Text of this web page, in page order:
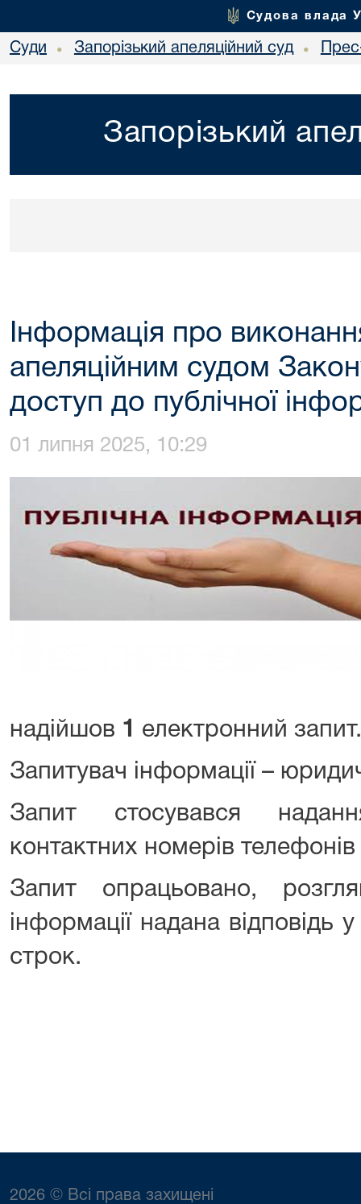
Судова влада
Суди • Запорізький апеляційний суд •
Запорізький
Інформація про
апеляційним судом
доступ до публічної
01 липня 2025, 10:29
надійшов 1
електронний
Запитувач інформації –
Запит стосувався
контактних номерів телефонів
Запит опрацьовано,
інформації надана відповідь
строк.
2026 © Всі права захищені